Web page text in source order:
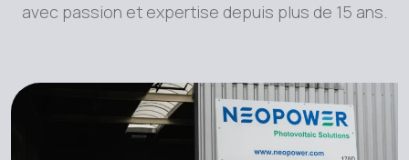
avec passion et expertise depuis plus de 15 ans.